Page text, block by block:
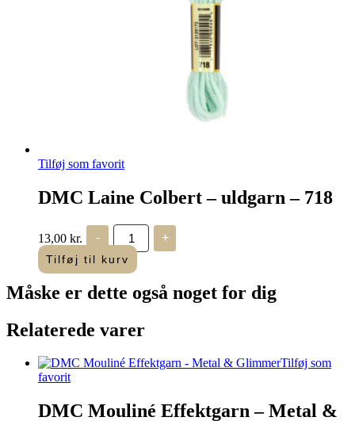
Tilføj som favorit
DMC Laine Colbert – uldgarn – 718
13,00 kr. -
DMC
Laine
Colbert
-
-
+
Tilføj til kurv
Måske er dette også noget for dig
Relaterede varer
Tilføj som
favorit
DMC Mouliné Effektgarn – Metal &